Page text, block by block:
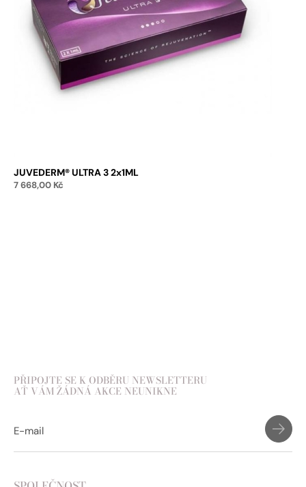
JUVEDERM® ULTRA 3 2x1ML
7 668,00 Kč
PŘIPOJTE SE K ODBĚRU NEWSLETTERU
AŤ VÁM ŽÁDNÁ AKCE NEUNIKNE